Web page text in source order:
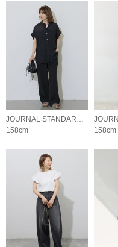
JOURNAL STANDARD relume LADYS
158cm
158cm